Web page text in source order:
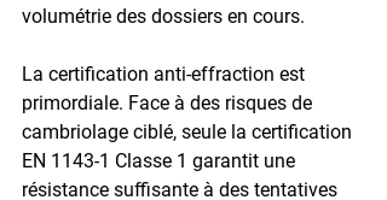
volumétrie des dossiers en cours.
La certification anti-effraction est
primordiale. Face à des risques de
cambriolage ciblé, seule la certification
EN 1143-1 Classe 1 garantit une
résistance suffisante à des tentatives